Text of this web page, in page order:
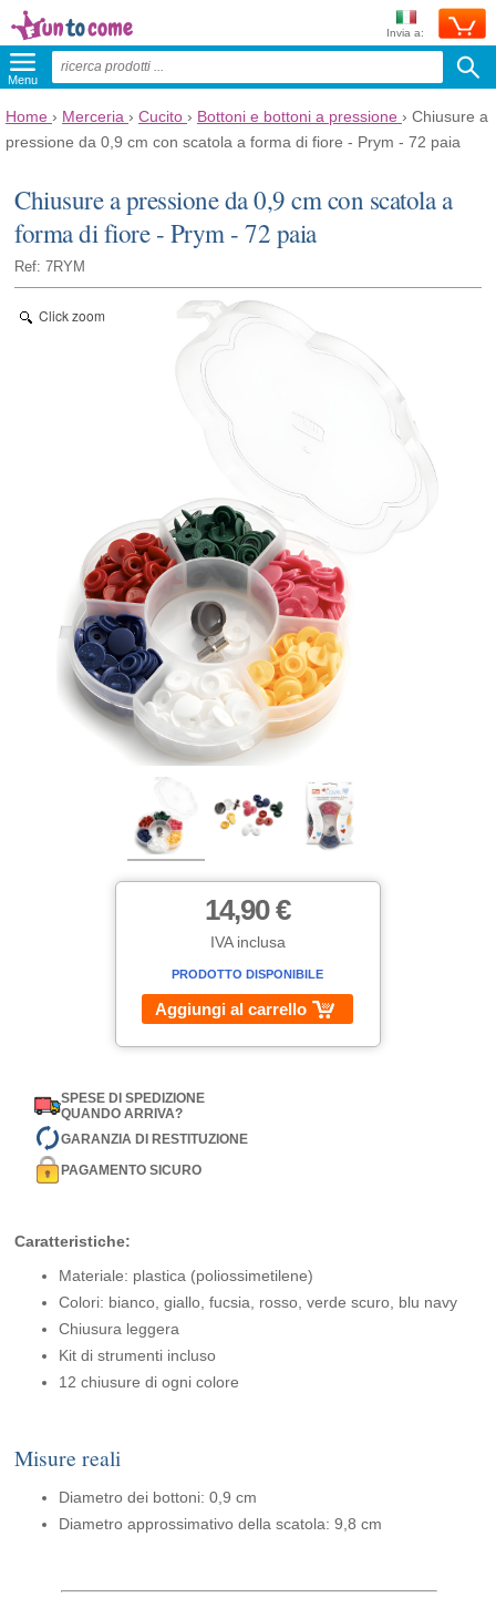
Invia a:
Menu
Home › Merceria › Cucito › Bottoni e bottoni a pressione › Chiusure a
pressione da 0,9 cm con scatola a forma di fiore - Prym - 72 paia
Chiusure a pressione da 0,9 cm con scatola a
forma di fiore - Prym - 72 paia
Ref: 7RYM
Click zoom
14,90 €
IVA inclusa
PRODOTTO DISPONIBILE
Aggiungi al carrello
SPESE DI SPEDIZIONE
QUANDO ARRIVA?
GARANZIA DI RESTITUZIONE
PAGAMENTO SICURO
Caratteristiche:
Materiale: plastica (poliossimetilene)
Colori: bianco, giallo, fucsia, rosso, verde scuro, blu navy
Chiusura leggera
Kit di strumenti incluso
12 chiusure di ogni colore
Misure reali
Diametro dei bottoni: 0,9 cm
Diametro approssimativo della scatola: 9,8 cm